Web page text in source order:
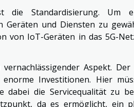
die Standardisierung. Um
Geräten und Diensten zu
von IoT-Geräten in das 5G-
Aspekt.
enorme Investitionen. Hier
die Servicequalität zu
da es ermöglicht, ein